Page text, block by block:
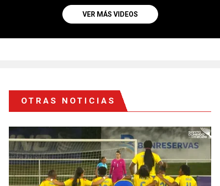
VER MÁS VIDEOS
OTRAS NOTICIAS